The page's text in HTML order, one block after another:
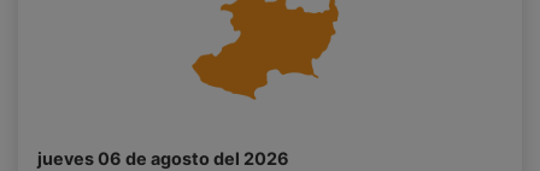
jueves 06 de agosto del 2026